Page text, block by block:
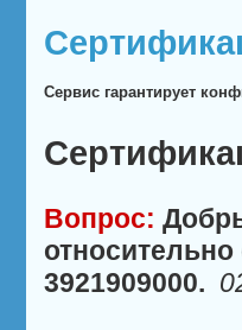
Сервис гарантирует
Вопрос:
3921909000.